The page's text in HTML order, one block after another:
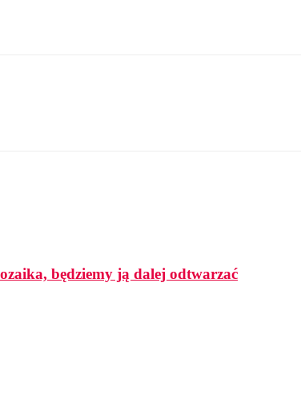
będziemy ją dalej odtwarzać